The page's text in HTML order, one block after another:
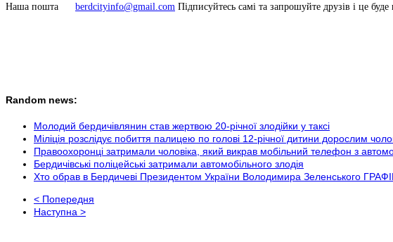
Наша пошта berdcityinfo@gmail.com Підписуйтесь самі та запрошуйте друзів і це
Random news:
Молодий бердичівлянин став жертвою 20-річної злодійки у таксі
Міліція розслідує побиття палицею по голові 12-річної дитини дорослим
Правоохоронці затримали чоловіка, який викрав мобільний телефон з
Бердичівські поліцейські затримали автомобільного злодія
Хто обрав в Бердичеві Президентом України Володимира Зеленського
< Попередня
Наступна >